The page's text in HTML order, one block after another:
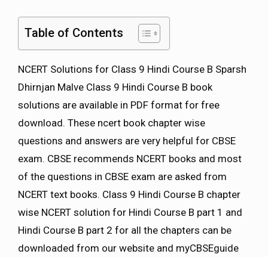
Table of Contents
NCERT Solutions for Class 9 Hindi Course B Sparsh
Dhirnjan Malve Class 9 Hindi Course B book
solutions are available in PDF format for free
download. These ncert book chapter wise
questions and answers are very helpful for CBSE
exam. CBSE recommends NCERT books and most
of the questions in CBSE exam are asked from
NCERT text books. Class 9 Hindi Course B chapter
wise NCERT solution for Hindi Course B part 1 and
Hindi Course B part 2 for all the chapters can be
downloaded from our website and myCBSEguide